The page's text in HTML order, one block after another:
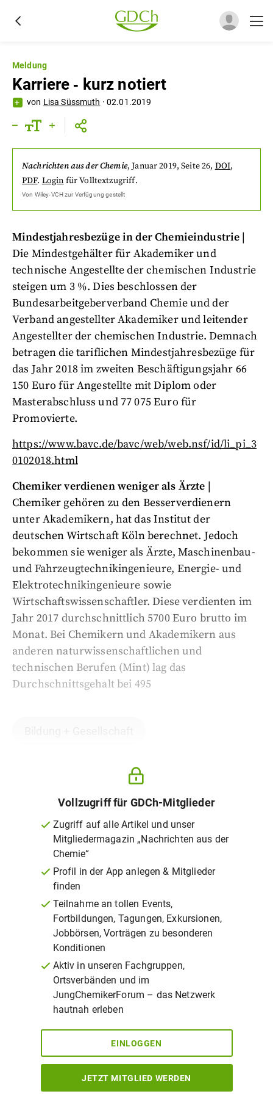
Meldung
Karriere ‐ kurz notiert
von Lisa Süssmuth ·02.01.2019
Nachrichten aus der Chemie,Januar 2019, Seite 26, DOI,
PDF. Login für Volltextzugriff.
Von Wiley-VCHzur Verfügung gestellt
Mindestjahresbezüge in der Chemieindustrie |
Die Mindestgehälter für Akademiker und
technische Angestellte der chemischen Industrie
steigen um 3 %. Dies beschlossen der
Bundesarbeitgeberverband Chemie und der
Verband angestellter Akademiker und leitender
Angestellter der chemischen Industrie. Demnach
betragen die tariflichen Mindestjahresbezüge für
das Jahr 2018 im zweiten Beschäftigungsjahr 66
150 Euro für Angestellte mit Diplom oder
Masterabschluss und 77 075 Euro für
Promovierte.
https://www.bavc.de/bavc/web/web.nsf/id/li_pi_3
0102018.html
Chemiker verdienen weniger als Ärzte |
Chemiker gehören zu den Besserverdienern
unter Akademikern, hat das Institut der
deutschen Wirtschaft Köln berechnet. Jedoch
bekommen sie weniger als Ärzte, Maschinenbau-
und Fahrzeugtechnikingenieure, Energie- und
Elektrotechnikingenieure sowie
Wirtschaftswissenschaftler. Diese verdienten im
Jahr 2017 durchschnittlich 5700 Euro brutto im
Monat. Bei Chemikern und Akademikern aus
anderen naturwissenschaftlichen und
technischen Berufen (Mint) lag das
Durchschnittsgehalt bei 495
Vollzugriff für GDCh-Mitglieder
Zugriff auf alle Artikel und unser
Mitgliedermagazin „Nachrichten aus der
Chemie“
Profil in der App anlegen & Mitglieder
finden
Teilnahme an tollen Events,
Fortbildungen, Tagungen, Exkursionen,
Jobbörsen, Vorträgen zu besonderen
Konditionen
Aktiv in unseren Fachgruppen,
Ortsverbänden und im
JungChemikerForum – das Netzwerk
hautnah erleben
EINLOGGEN
JETZT MITGLIED WERDEN